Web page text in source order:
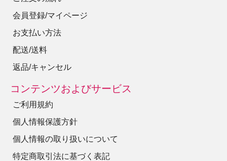
会員登録/マイページ
お支払い方法
配送/送料
返品/キャンセル
コンテンツおよびサービス
ご利用規約
個人情報保護方針
個人情報の取り扱いについて
特定商取引法に基づく表記